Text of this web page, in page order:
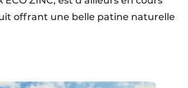
offrant une belle patine naturelle